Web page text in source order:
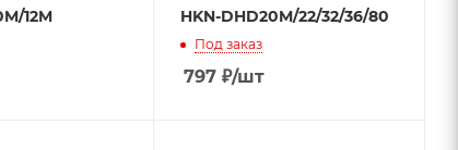
12M
HKN-DHD20M/22/32/36/80
Под заказ
797₽/шт